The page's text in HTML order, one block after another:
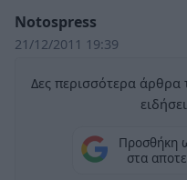
Notospress
21/12/2011 19:39
Δες περισσότερα
Προσθήκη
στα